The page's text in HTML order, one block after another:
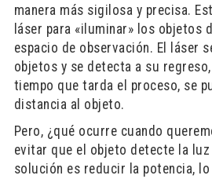
manera más sigilosa y precisa.
láser para «iluminar» los objetos
espacio de observación. El láser
objetos y se detecta a su
tiempo que tarda el proceso, se
distancia al objeto.
Pero, ¿qué ocurre cuando
evitar que el objeto detecte la luz
solución es reducir la potencia, lo